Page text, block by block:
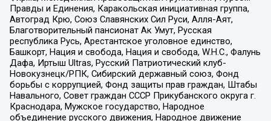
Правды и Единения, Каракольская инициативная группа,
Автоград Крю, Союз Славянских Сил Руси, Алля-Аят,
Благотворительный пансионат Ак Умут, Русская
республика Русь, Арестантское уголовное единство,
Башкорт, Нация и свобода, Нация и свобода, W.H.С., Фалунь
Дафа, Иртыш Ultras, Русский Патриотический клуб-
Новокузнецк/РПК, Сибирский державный союз, Фонд
борьбы с коррупцией, Фонд защиты прав граждан, Штабы
Навального, Совет граждан СССР Прикубанского округа г.
Краснодара, Мужское государство, Народное
объединение русского движения, Народное движение